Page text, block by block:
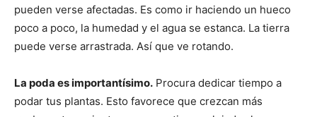
pueden verse afectadas. Es como ir haciendo un hueco
poco a poco, la humedad y el agua se estanca. La tierra
puede verse arrastrada. Así que ve rotando.
La poda es importantísimo. Procura dedicar tiempo a
podar tus plantas. Esto favorece que crezcan más